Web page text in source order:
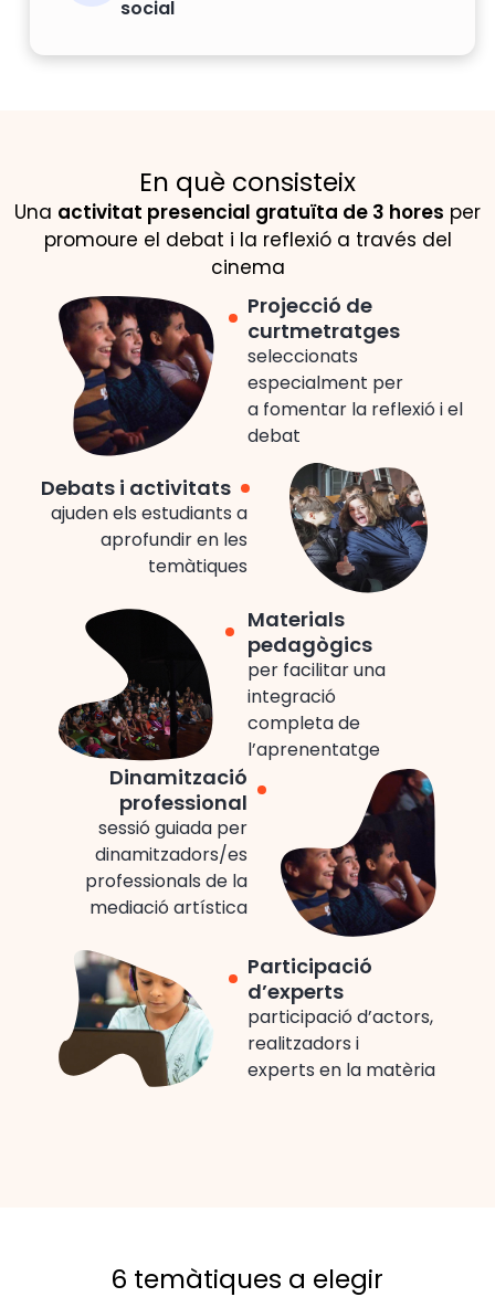
social
En què consisteix
Una activitat presencial gratuïta de 3 hores per
promoure el debat i la reflexió a través del
cinema
Projecció de
curtmetratges
seleccionats
especialment per
a fomentar la reflexió i el
debat
Debats i activitats
ajuden els estudiants a
aprofundir en les
temàtiques
Materials
pedagògics
per facilitar una
integració
completa de
l’aprenentatge
Dinamització
professional
sessió guiada per
dinamitzadors/es
professionals de la
mediació artística
Participació
d’experts
participació d’actors,
realitzadors i
experts en la matèria
6 temàtiques a elegir